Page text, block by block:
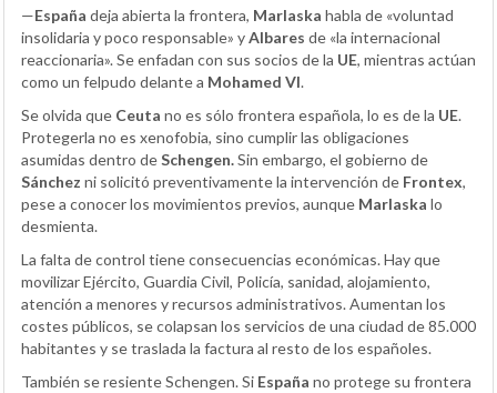
—España deja abierta la frontera, Marlaska habla de «voluntad
insolidaria y poco responsable» yAlbares de «la internacional
reaccionaria». Se enfadan con sus socios de la UE, mientras actúan
como un felpudo delante a Mohamed VI.
Se olvida que Ceuta no es sólo frontera española, lo es de la UE.
Protegerla no es xenofobia, sino cumplir las obligaciones
asumidas dentro deSchengen.Sin embargo, el gobierno de
Sánchez ni solicitó preventivamente la intervención de Frontex,
pese a conocer los movimientos previos, aunque Marlaska lo
desmienta.
La falta de control tiene consecuencias económicas. Hay que
movilizar Ejército, Guardia Civil, Policía, sanidad, alojamiento,
atención a menores y recursos administrativos. Aumentan los
costes públicos, se colapsan los servicios de una ciudad de 85.000
habitantes y se traslada la factura al resto de los españoles.
También se resiente Schengen. Si España no protege su frontera